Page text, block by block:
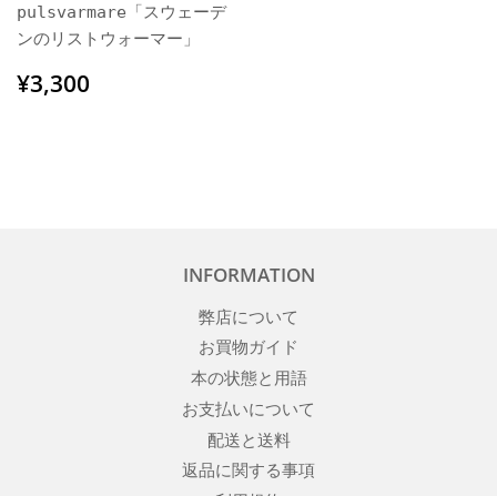
pulsvarmare「スウェーデ
ンのリストウォーマー」
通
常
¥3,300
INFORMATION
弊店について
お買物ガイド
本の状態と用語
お支払いについて
配送と送料
返品に関する事項